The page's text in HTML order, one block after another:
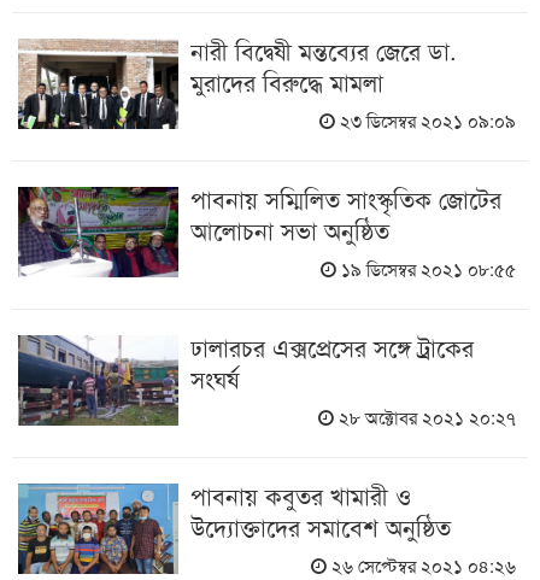
নারী বিদ্বেষী মন্তব্যের জেরে ডা.
মুরাদের বিরুদ্ধে মামলা
২৩ ডিসেম্বর ২০২১ ০৯:০৯
পাবনায় সম্মিলিত সাংস্কৃতিক জোটের
আলোচনা সভা অনুষ্ঠিত
১৯ ডিসেম্বর ২০২১ ০৮:৫৫
ঢালারচর এক্সপ্রেসের সঙ্গে ট্রাকের
সংঘর্ষ
২৮ অক্টোবর ২০২১ ২০:২৭
পাবনায় কবুতর খামারী ও
উদ্যোক্তাদের সমাবেশ অনুষ্ঠিত
২৬ সেপ্টেম্বর ২০২১ ০৪:২৬